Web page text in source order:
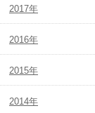
2017年
2016年
2015年
2014年